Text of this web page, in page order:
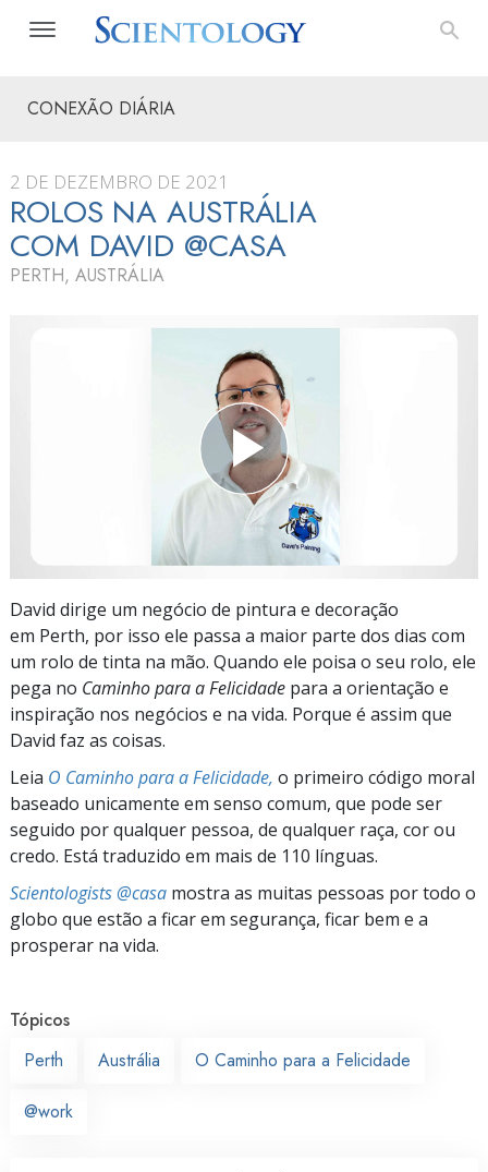
CONEXÃO DIÁRIA
2 DE DEZEMBRO DE 2021
ROLOS NA AUSTRÁLIA
COM DAVID @CASA
PERTH, AUSTRÁLIA
David dirige um negócio de pintura e decoração
em Perth, por isso ele passa a maior parte dos dias com
um rolo de tinta na mão. Quando ele poisa o seu rolo, ele
pega no Caminho para a Felicidade para a orientação e
inspiração nos negócios e na vida. Porque é assim que
David faz as coisas.
Leia O Caminho para a Felicidade, o primeiro código moral
baseado unicamente em senso comum, que pode ser
seguido por qualquer pessoa, de qualquer raça, cor ou
credo. Está traduzido em mais de 110 línguas.
Scientologists @casa mostra as muitas pessoas por todo o
globo que estão a ficar em segurança, ficar bem e a
prosperar na vida.
Tópicos
Perth
Austrália O Caminho para a Felicidade
@work